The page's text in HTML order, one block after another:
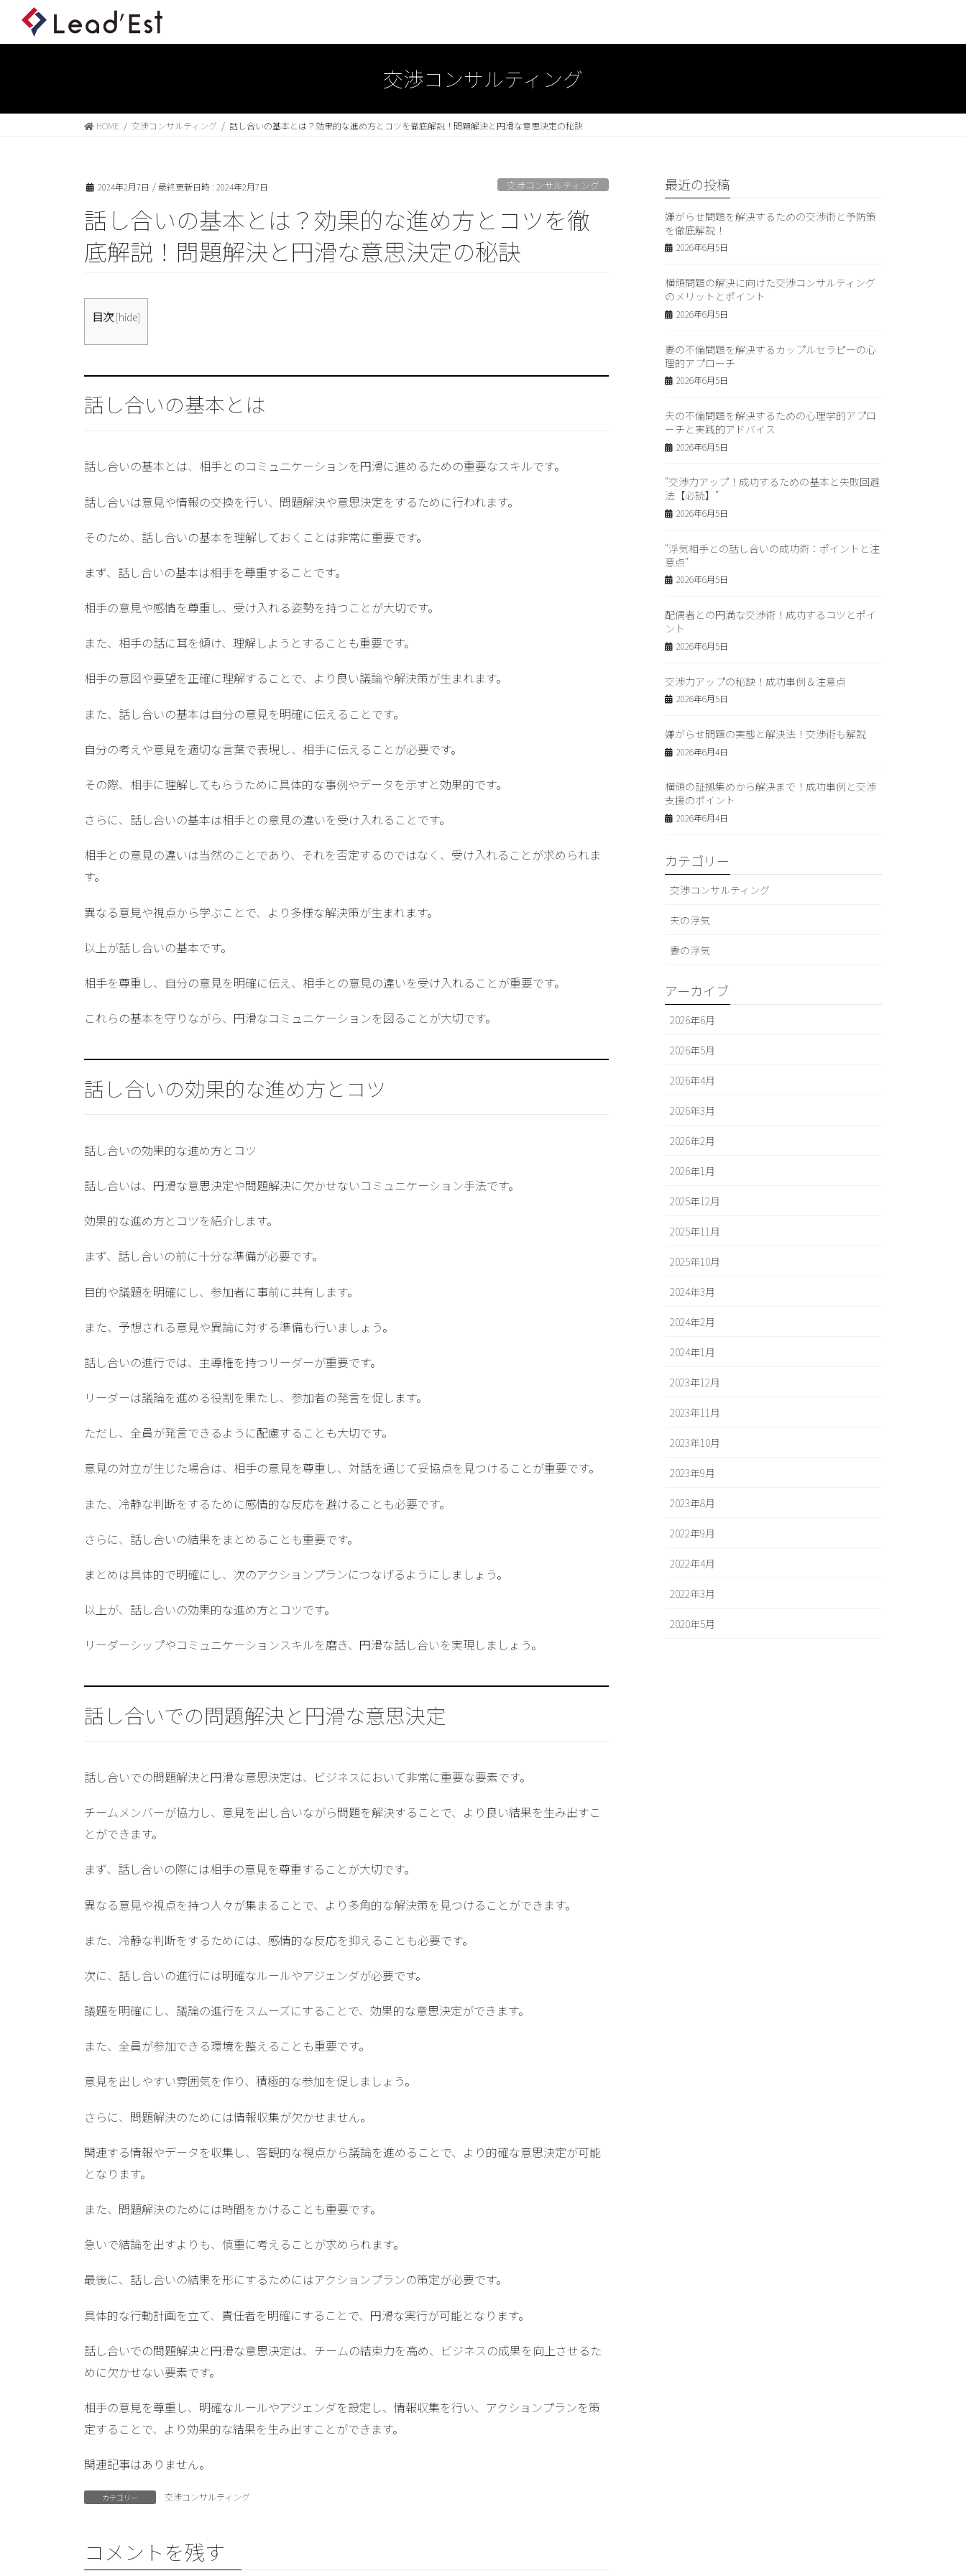
交渉コンサルティング
HOME 交渉コンサルティング 話し合いの基本とは？効果的な進め方とコツを徹底解説！問題解決と円滑な意思決定の秘訣
2024年2月7日 / 最終更新日時 : 2024年2月7日 交渉コンサルティング
話し合いの基本とは？効果的な進め方とコツを徹
底解説！問題解決と円滑な意思決定の秘訣
目次 [hide]
話し合いの基本とは
話し合いの基本とは、相手とのコミュニケーションを円滑に進めるための重要なスキルです。
話し合いは意見や情報の交換を行い、問題解決や意思決定をするために行われます。
そのため、話し合いの基本を理解しておくことは非常に重要です。
まず、話し合いの基本は相手を尊重することです。
相手の意見や感情を尊重し、受け入れる姿勢を持つことが大切です。
また、相手の話に耳を傾け、理解しようとすることも重要です。
相手の意図や要望を正確に理解することで、より良い議論や解決策が生まれます。
また、話し合いの基本は自分の意見を明確に伝えることです。
自分の考えや意見を適切な言葉で表現し、相手に伝えることが必要です。
その際、相手に理解してもらうために具体的な事例やデータを示すと効果的です。
さらに、話し合いの基本は相手との意見の違いを受け入れることです。
相手との意見の違いは当然のことであり、それを否定するのではなく、受け入れることが求められま
す。
異なる意見や視点から学ぶことで、より多様な解決策が生まれます。
以上が話し合いの基本です。
相手を尊重し、自分の意見を明確に伝え、相手との意見の違いを受け入れることが重要です。
これらの基本を守りながら、円滑なコミュニケーションを図ることが大切です。
話し合いの効果的な進め方とコツ
話し合いの効果的な進め方とコツ
話し合いは、円滑な意思決定や問題解決に欠かせないコミュニケーション手法です。
効果的な進め方とコツを紹介します。
まず、話し合いの前に十分な準備が必要です。
目的や議題を明確にし、参加者に事前に共有します。
また、予想される意見や異論に対する準備も行いましょう。
話し合いの進行では、主導権を持つリーダーが重要です。
リーダーは議論を進める役割を果たし、参加者の発言を促します。
ただし、全員が発言できるように配慮することも大切です。
意見の対立が生じた場合は、相手の意見を尊重し、対話を通じて妥協点を見つけることが重要です。
また、冷静な判断をするために感情的な反応を避けることも必要です。
さらに、話し合いの結果をまとめることも重要です。
まとめは具体的で明確にし、次のアクションプランにつなげるようにしましょう。
以上が、話し合いの効果的な進め方とコツです。
リーダーシップやコミュニケーションスキルを磨き、円滑な話し合いを実現しましょう。
話し合いでの問題解決と円滑な意思決定
話し合いでの問題解決と円滑な意思決定は、ビジネスにおいて非常に重要な要素です。
チームメンバーが協力し、意見を出し合いながら問題を解決することで、より良い結果を生み出すこ
とができます。
まず、話し合いの際には相手の意見を尊重する ことが大切です。
異なる意見や視点を持つ人々が集まることで、より多角的な解決策を見つけることができます。
また、 冷静な判断をするためには、感情的な反応を抑えることも必要です。
次に、話し合いの進行には明確なルールやアジェンダが必要です。
議題を明確にし、議論の進行をスムーズにすることで、効果的な意思決定ができます。
また、 全員が参加できる環境を整えることも重要です。
意見を出しやすい雰囲気を作り、積極的な参加を促しましょう。
さらに、問題解決のためには情報収集が欠かせません。
関連する情報やデータを収集し、客観的な視点から議論を進めることで、より的確な意思決定が可能
となります。
また、問題解決のためには時間をかけることも重要です。
急いで結論を出すよりも、慎重に考えることが求められます。
最後に、話し合いの結果を形にするためにはアクションプランの策定が必要です。
具体的な行動計画を立て、責任者を明確にすることで、円滑な実行が可能となります。
話し合いでの問題解決と円滑な意思決定は、チームの結束力を高め、ビジネスの成果を向上させるた
めに欠かせない要素です。
相手の意見を尊重し、明確なルールやアジェンダを設定し、情報収集を行い、アクションプランを策
定することで、より効果的な結果を生み出すことができます。
関連記事はありません。
カテゴリー 交渉コンサルティング
コメントを残す
最近の投稿
嫌がらせ問題を解決するための交渉術と予防策
を徹底解説！
2026年6月5日
横領問題の解決に向けた交渉コンサルティング
のメリットとポイント
2026年6月5日
妻の不倫問題を解決するカップルセラピーの心
理的アプローチ
2026年6月5日
夫の不倫問題を解決するための心理学的アプロ
ーチと実践的アドバイス
2026年6月5日
“交渉力アップ！成功するための基本と失敗回避
法【必読】”
2026年6月5日
“浮気相手との話し合いの成功術：ポイントと注
意点”
2026年6月5日
配偶者との円満な交渉術！成功するコツとポイ
ント
2026年6月5日
交渉力アップの秘訣！成功事例＆注意点
2026年6月5日
嫌がらせ問題の実態と解決法！交渉術も解説
2026年6月4日
横領の証拠集めから解決まで！成功事例と交渉
支援のポイント
2026年6月4日
カテゴリー
交渉コンサルティング
夫の浮気
妻の浮気
アーカイブ
2026年6月
2026年5月
2026年4月
2026年3月
2026年2月
2026年1月
2025年12月
2025年11月
2025年10月
2024年3月
2024年2月
2024年1月
2023年12月
2023年11月
2023年10月
2023年9月
2023年8月
2022年9月
2022年4月
2022年3月
2020年5月